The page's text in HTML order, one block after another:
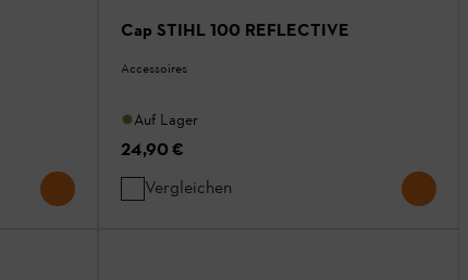
Cap STIHL 100 REFLECTIVE
Accessoires
Auf Lager
24,90 €
Vergleichen